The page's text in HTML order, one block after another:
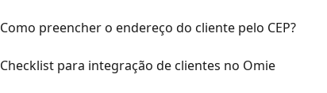
Como preencher o endereço do cliente pelo CEP?
Checklist para integração de clientes no Omie